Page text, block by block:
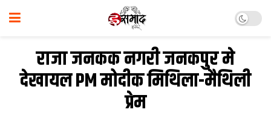
राजा जनकक नगरी जनकपुर मे
देखायल PM मोदीक मिथिला-मैथिली
प्रेम